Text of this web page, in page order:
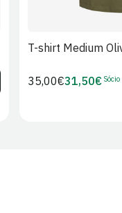
T-shirt Medium
Preço
35,00€Preço
31,50€ Sócio